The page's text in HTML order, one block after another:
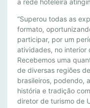
O
C
A
L
“Superou todas as
formato,
participar, por um
atividades, no interior
Recebemos uma
de diversas regiões
brasileiros, podendo,
história e tradição
diretor de turismo de